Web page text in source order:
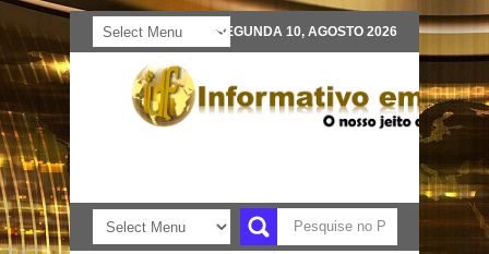
SEGUNDA 10, AGOSTO 2026